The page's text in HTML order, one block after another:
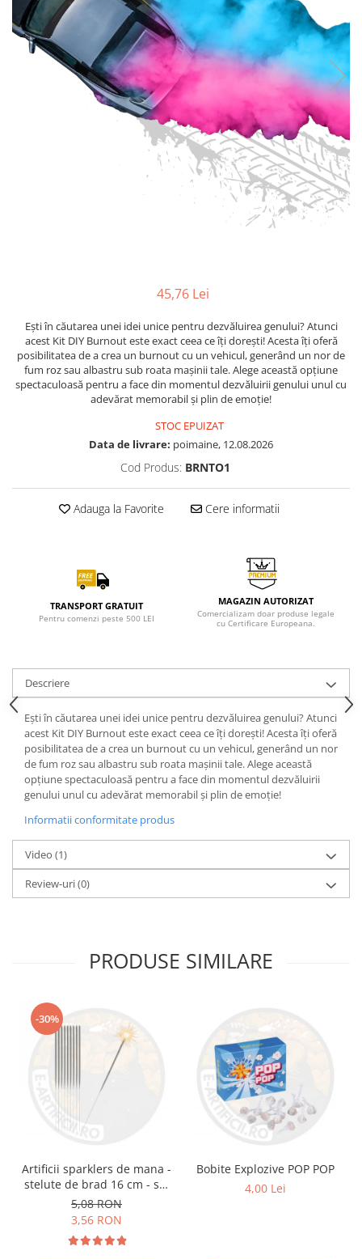
45,76 Lei
Ești în căutarea unei idei unice pentru dezvăluirea genului? Atunci
acest Kit DIY Burnout este exact ceea ce îți dorești! Acesta îți oferă
posibilitatea de a crea un burnout cu un vehicul, generând un nor de
fum roz sau albastru sub roata mașinii tale. Alege această opțiune
spectaculoasă pentru a face din momentul dezvăluirii genului unul cu
adevărat memorabil și plin de emoție!
STOC EPUIZAT
Data de livrare: poimaine, 12.08.2026
Cod Produs: BRNTO1
Adauga la Favorite Cere informatii
TRANSPORT GRATUIT
Pentru comenzi peste 500 LEI
MAGAZIN AUTORIZAT
Comercializam doar produse legale
cu Certificare Europeana.
Descriere
Ești în căutarea unei idei unice pentru dezvăluirea genului? Atunci
acest Kit DIY Burnout este exact ceea ce îți dorești! Acesta îți oferă
posibilitatea de a crea un burnout cu un vehicul, generând un nor
de fum roz sau albastru sub roata mașinii tale. Alege această
opțiune spectaculoasă pentru a face din momentul dezvăluirii
genului unul cu adevărat memorabil și plin de emoție!
Informatii conformitate produs
Video (1)
Review-uri(0)
PRODUSE SIMILARE
-30%
Artificii sparklers de mana -
stelute de brad 16 cm - set
10 buc
5,08 RON
3,56 RON
Bobite Explozive POP POP
4,00 Lei